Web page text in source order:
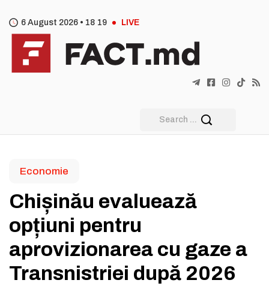
6 August 2026 • 18 19 LIVE
Economie
Chișinău evaluează
opțiuni pentru
aprovizionarea cu gaze a
Transnistriei după 2026